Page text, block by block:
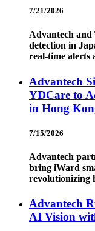
7/21/2026
Advantech
detection in
real-time alerts
Advantech
YDCare to
in Hong
7/15/2026
Advantech
bring iWard
revolutionizing
Advantech
AI Vision